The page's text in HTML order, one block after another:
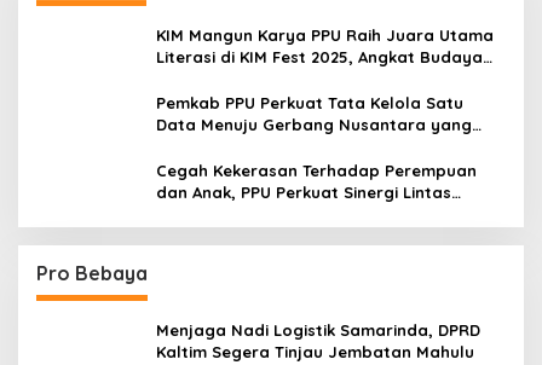
KIM Mangun Karya PPU Raih Juara Utama
Literasi di KIM Fest 2025, Angkat Budaya
Pemkab PPU Perkuat Tata Kelola Satu
Data Menuju Gerbang Nusantara yang
Cegah Kekerasan Terhadap Perempuan
dan Anak, PPU Perkuat Sinergi Lintas
Pro Bebaya
Menjaga Nadi Logistik Samarinda, DPRD
Kaltim Segera Tinjau Jembatan Mahulu